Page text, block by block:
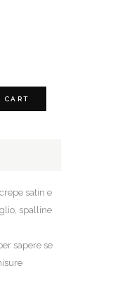
CART
satin e
spalline
sapere se